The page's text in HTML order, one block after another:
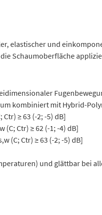
elastischer und
Schaumoberfläche
kombiniert mit Hybrid-
≥ 63 (-2; -5) dB]
(C; Ctr) ≥ 62 (-1; -4) dB]
(C; Ctr) ≥ 63 (-2; -5) dB]
und glättbar bei